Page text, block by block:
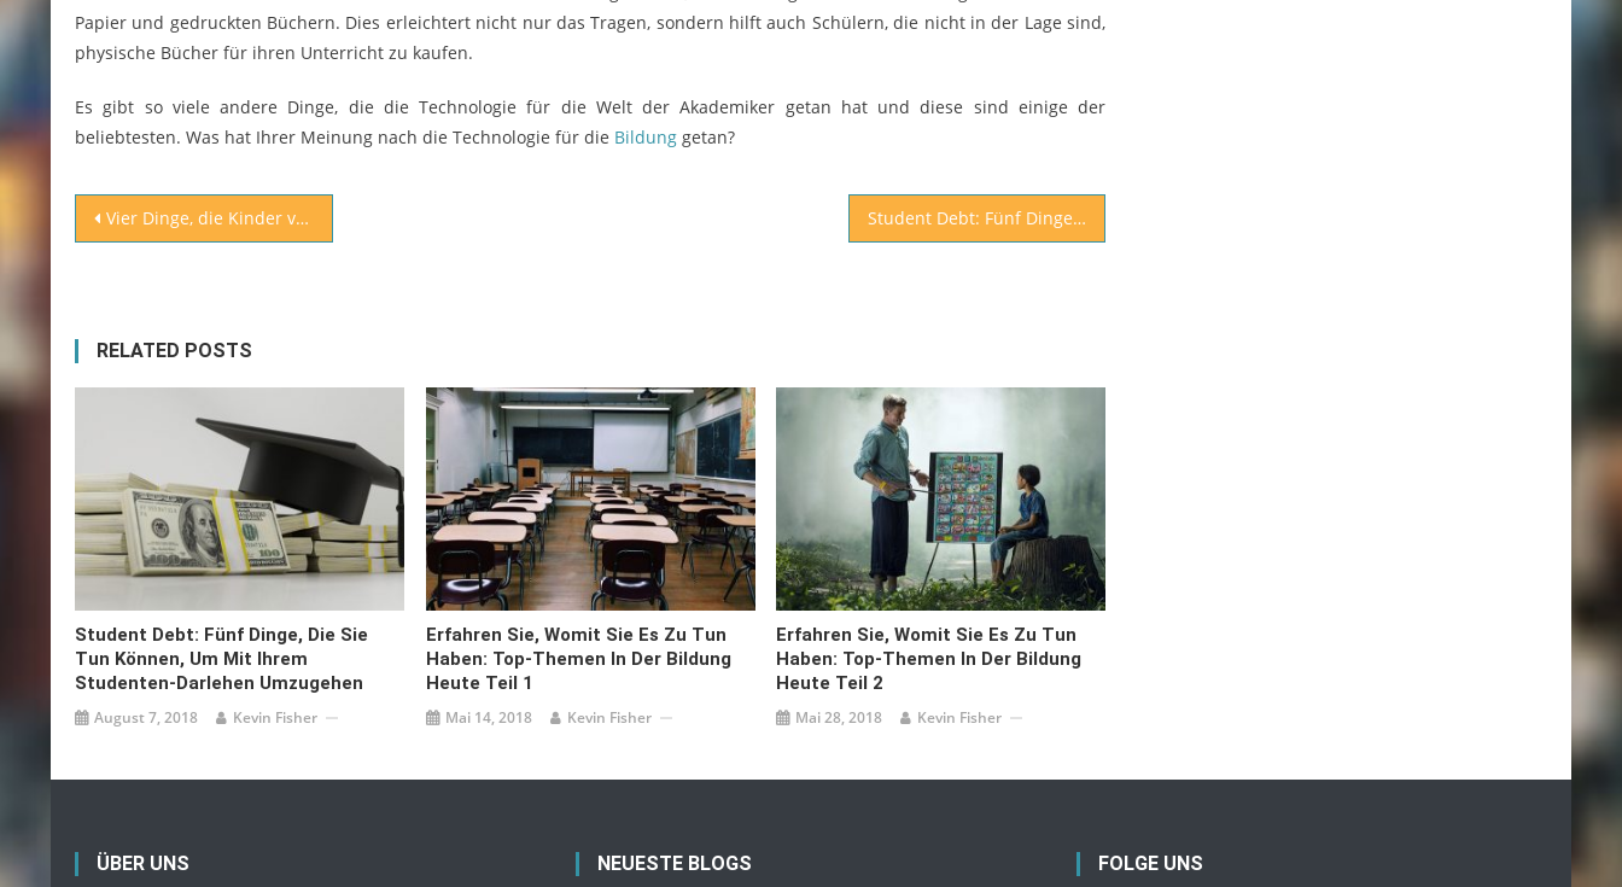
Papier und gedruckten Büchern. Dies erleichtert nicht nur das Tragen, sondern hilft auch Schülern, die nicht in der Lage sind,
physische Bücher für ihren Unterricht zu kaufen.
Es gibt so viele andere Dinge, die die Technologie für die Welt der Akademiker getan hat und diese sind einige der
beliebtesten. Was hat Ihrer Meinung nach die Technologie für die Bildung getan?
Beitragsnavigation
Vier Dinge, die Kinder von außerschulischen Aktivitäten lernen können Student Debt: Fünf Dinge, die Sie tun können, um mit Ihrem Studenten-Darlehen umzugehen
RELATED POSTS
Student Debt: Fünf Dinge, Die Sie
Tun Können, Um Mit Ihrem
Studenten-Darlehen Umzugehen
August 7, 2018 Kevin Fisher
Erfahren Sie, Womit Sie Es Zu Tun
Haben: Top-Themen In Der Bildung
Heute Teil 1
Mai 14, 2018 Kevin Fisher
Erfahren Sie, Womit Sie Es Zu Tun
Haben: Top-Themen In Der Bildung
Heute Teil 2
Mai 28, 2018 Kevin Fisher
ÜBER UNS NEUESTE BLOGS FOLGE UNS